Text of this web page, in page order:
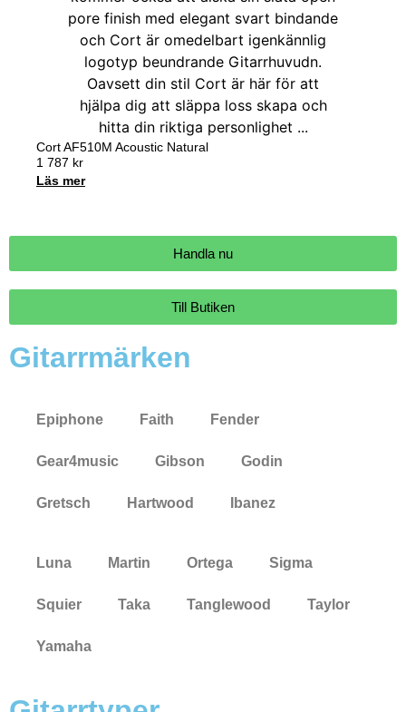
Cort AF510M Acoustic Natural
1 787 kr
Läs mer
Handla nu
Till Butiken
Gitarrmärken
Epiphone Faith Fender
Gear4music Gibson Godin
Gretsch Hartwood Ibanez
Luna Martin Ortega Sigma
Squier Taka Tanglewood Taylor
Yamaha